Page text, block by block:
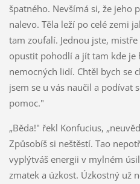
špatného. Nevšímá si, že jeho
nalevo. Těla leží po celé zemi
tam zoufalí. Jednou jste,
opustit pohodlí a jít tam kde je
nemocných lidí. Chtěl bych se
jsem se u vás naučil a podívat
pomoc."
„Běda!" řekl Konfucius,
Způsobíš si neštěstí. Tao
vyplýtváš energii v mylném
zmatek a úzkost. Úzkostný už